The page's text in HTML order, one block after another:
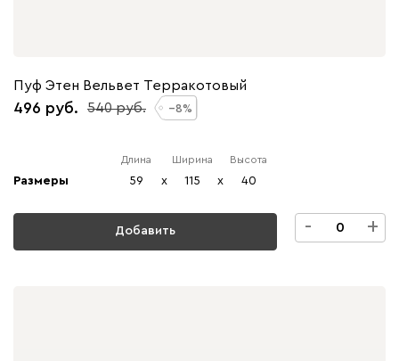
Пуф Этен Вельвет Терракотовый
496 540 8
Размеры
Длина
59 x
Ширина
115 x
Высота
40
Добавить - +